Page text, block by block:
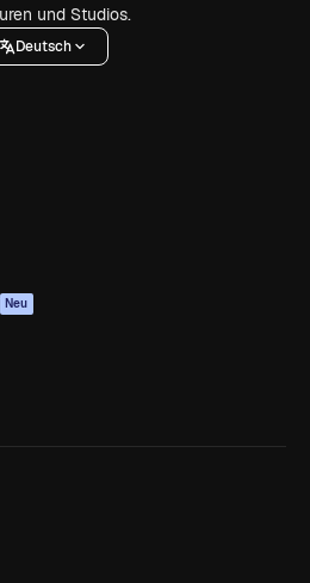
und Studios.
Deutsch
Neu